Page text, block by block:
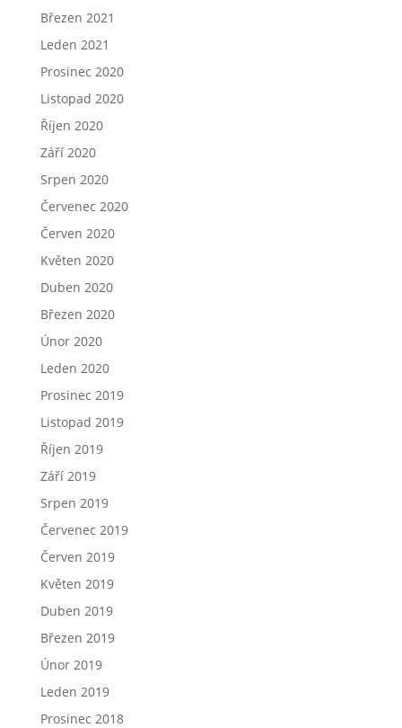
Březen 2021
Leden 2021
Prosinec 2020
Listopad 2020
Říjen 2020
Září 2020
Srpen 2020
Červenec 2020
Červen 2020
Květen 2020
Duben 2020
Březen 2020
Únor 2020
Leden 2020
Prosinec 2019
Listopad 2019
Říjen 2019
Září 2019
Srpen 2019
Červenec 2019
Červen 2019
Květen 2019
Duben 2019
Březen 2019
Únor 2019
Leden 2019
Prosinec 2018